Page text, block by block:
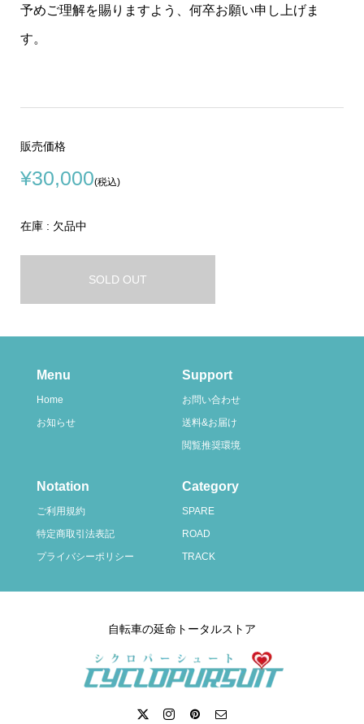
予めご理解を賜りますよう、何卒お願い申し上げま
す。
販売価格
¥30,000(税込)
在庫 : 欠品中
SOLD OUT
Menu
Home
お知らせ
Support
お問い合わせ
送料&お届け
閲覧推奨環境
Notation
ご利用規約
特定商取引法表記
プライバシーポリシー
Category
SPARE
ROAD
TRACK
自転車の延命トータルストア